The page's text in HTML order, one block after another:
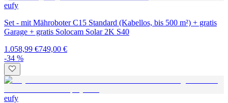
eufy
Set - mit Mähroboter C15 Standard (Kabellos, bis 500 m²) + gratis
Garage + gratis Solocam Solar 2K S40
1.058,99 €749,00 €
-34 %
eufy